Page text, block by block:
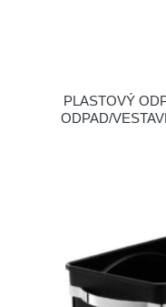
PLASTOVÝ
ODPAD/